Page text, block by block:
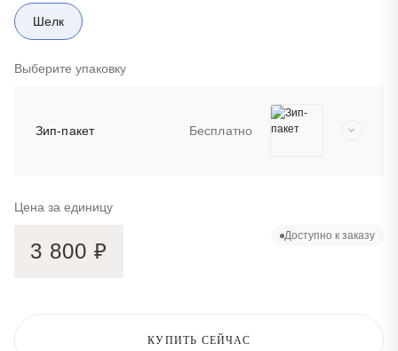
Шелк
Выберите упаковку
Зип-пакет Бесплатно
Цена за единицу
3 800 ₽
Доступно к заказу
КУПИТЬ СЕЙЧАС